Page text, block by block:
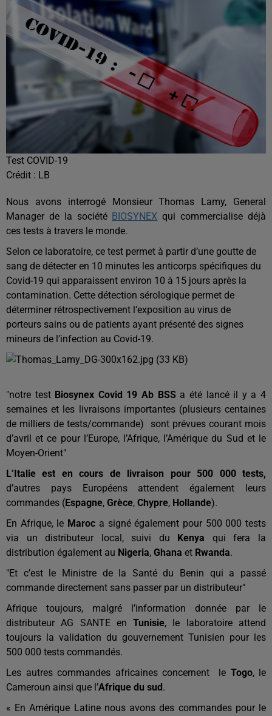
Test COVID-19
Crédit : LB
Nous avons interrogé Monsieur Thomas Lamy, General
Manager de la société BIOSYNEX qui commercialise déjà
ces tests à travers le monde.
Selon ce laboratoire, ce test permet à partir d’une goutte de
sang de détecter en 10 minutes l es anticorps spécifiques du
Covid-19 qui apparaissent environ 10 à 15 jours après l a
contamination. Cette détection sérologique permet de
déterminer rétrospectivement l’exposition au virus de
porteurs sains ou de patients ayant présenté des signes
mineurs de l’infection au Covid-19.
"notre test Biosynex Covid 19 Ab BSS a été lancé il y a 4
semaines et les livraisons importantes (plusieurs centaines
de milliers de tests/commande) sont prévues courant mois
d’avril et ce pour l’Europe, l’Afrique, l’Amérique du Sud et le
Moyen-Orient"
L’Italie est en cours de livraison pour 500 000 tests,
d’autres pays Européens attendent également leurs
commandes (Espagne, Grèce, Chypre, Hollande).
En Afrique, le Maroc a signé également pour 500 000 tests
via un distributeur local, suivi du
Kenya qui fera la
distribution également au Nigeria, Ghana et Rwanda.
"Et c’est le Ministre de la Santé du Benin qui a passé
commande directement sans passer par un distributeur"
Afrique toujours, malgré l’information donnée par le
distributeur AG SANTE enTunisie, le laboratoire attend
toujours la validation du gouvernement Tunisien pour les
500 000 tests commandés.
Les autres commandes africaines concernent le Togo, le
Cameroun ainsi que l’Afrique du sud .
« En Amérique Latine nous avons des commandes pour le